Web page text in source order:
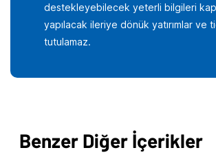
destekleyebilecek yeterli bilgileri
yapılacak ileriye dönük yatırımlar
tutulamaz.
Benzer Diğer İçerikler